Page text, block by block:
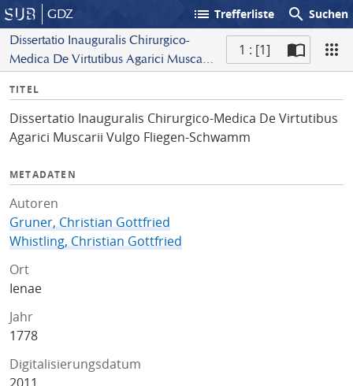
GDZ list Trefferliste search Suchen
Dissertatio Inauguralis Chirurgico-
Medica De Virtutibus Agarici Muscarii
1 : [1]
I
f
o
TITEL
Dissertatio Inauguralis Chirurgico-Medica De Virtutibus
Agarici Muscarii Vulgo Fliegen-Schwamm
METADATEN
Autoren
Gruner, Christian Gottfried
Whistling, Christian Gottfried
Ort
Ienae
Jahr
1778
Digitalisierungsdatum